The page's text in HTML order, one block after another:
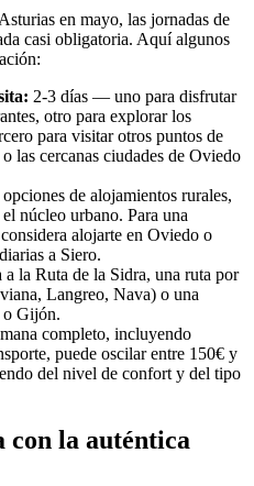
en mayo, las jornadas de
casi obligatoria. Aquí algunos
2-3 días — uno para disfrutar
otro para explorar los
para visitar otros puntos de
las cercanas ciudades de Oviedo
de alojamientos rurales,
núcleo urbano. Para una
alojarte en Oviedo o
a Siero.
a la Ruta de la Sidra, una ruta por
Langreo, Nava) o una
o Gijón.
completo, incluyendo
puede oscilar entre 150€ y
del nivel de confort y del tipo
con la auténtica